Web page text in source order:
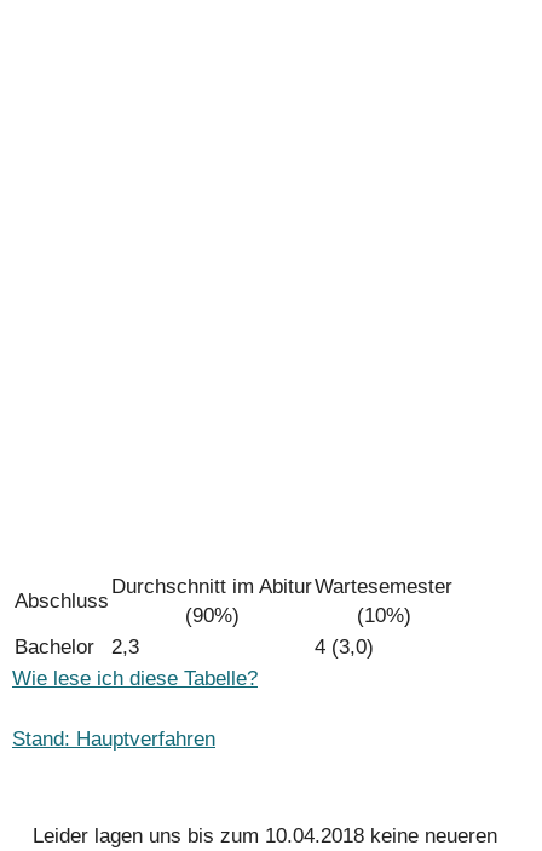
Abschluss
Durchschnitt im Abitur
(90%)
Wartesemester
(10%)
Bachelor
2,3
4 (3,0)
Wie lese ich diese Tabelle?
Stand: Hauptverfahren
Leider lagen uns bis zum 10.04.2018 keine neueren